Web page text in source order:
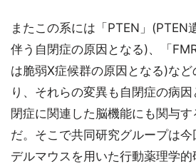
またこの系には「PTEN」(PTEN
伴う自閉症の原因となる)、「
は脆弱X症候群の原因となる)な
り、それらの変異も自閉症の病
閉症に関連した脳機能にも関与
だ。そこで共同研究グループは
デルマウスを用いた行動薬理学